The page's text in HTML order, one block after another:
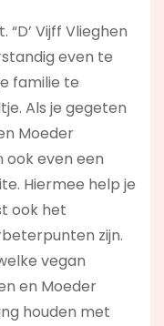
Vijff Vlieghen
even te
familie te
Als je gegeten
Moeder
ook even een
Hiermee help je
ook het
zijn.
vegan
en Moeder
houden met